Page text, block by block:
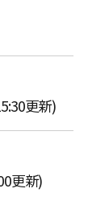
更新)
更新)